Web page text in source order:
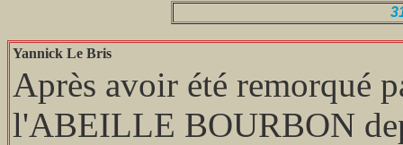
Yannick Le Bris
Après avoir été remorqué
l'ABEILLE BOURBON